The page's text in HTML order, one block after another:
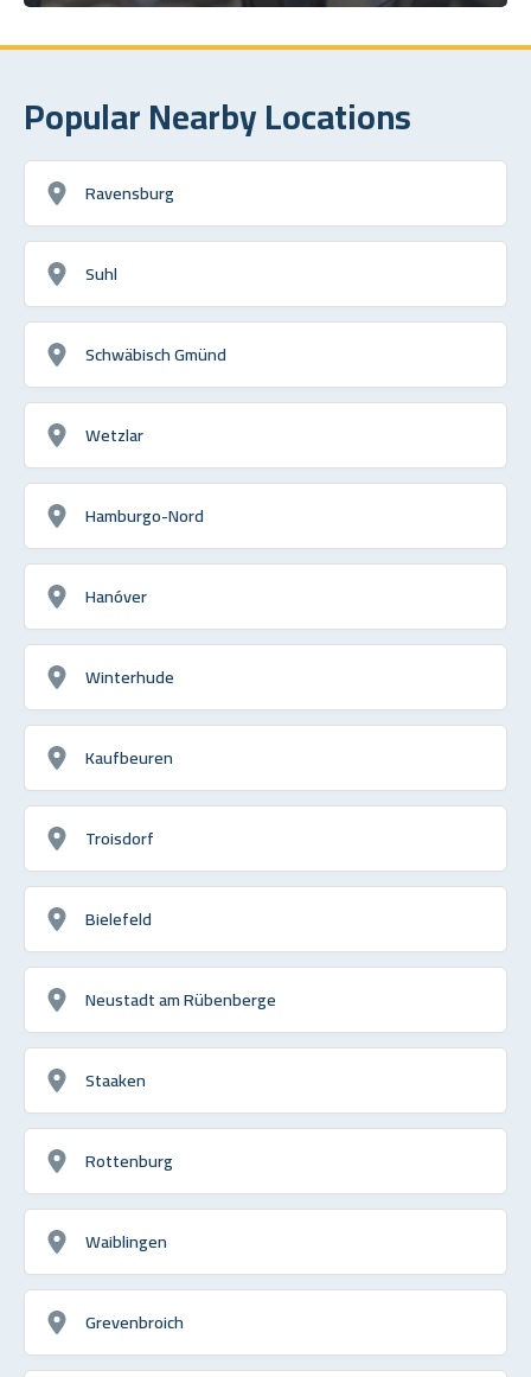
Popular Nearby Locations
Ravensburg
Suhl
Schwäbisch Gmünd
Wetzlar
Hamburgo-Nord
Hanóver
Winterhude
Kaufbeuren
Troisdorf
Bielefeld
Neustadt am Rübenberge
Staaken
Rottenburg
Waiblingen
Grevenbroich